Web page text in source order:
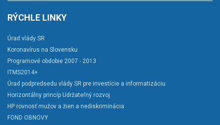
RÝCHLE LINKY
Úrad vlády SR
Koronavírus na Slovensku
Programové obdobie 2007 - 2013
ITMS2014+
Úrad podpredsedu vlády SR pre investície a informatizáciu
Horizontálny princíp Udržateľný rozvoj
HP rovnosť mužov a žien a nediskriminácia
FOND OBNOVY